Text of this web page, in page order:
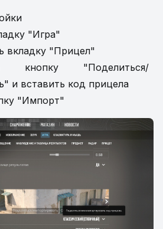
"Игра"
вкладку "Прицел"
"Поделиться/
и вставить код прицела
"Импорт"